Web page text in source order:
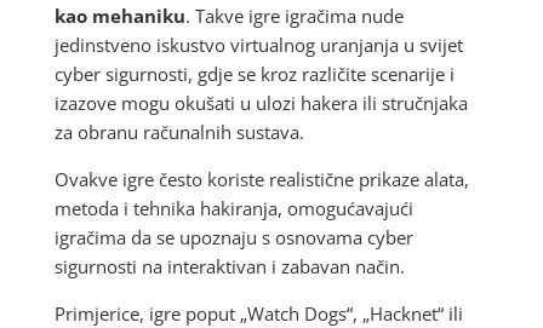
kao mehaniku. Takve igre igračima nude
jedinstveno iskustvo virtualnog uranjanja u svijet
cyber sigurnosti, gdje se kroz različite scenarije i
izazove mogu okušati u ulozi hakera ili stručnjaka
za obranu računalnih sustava.
Ovakve igre često koriste realistične prikaze alata,
metoda i tehnika hakiranja, omogućavajući
igračima da se upoznaju s osnovama cyber
sigurnosti na interaktivan i zabavan način.
Primjerice, igre poput „Watch Dogs“, „Hacknet“ ili